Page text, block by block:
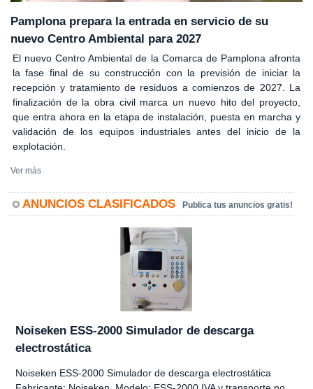
Pamplona prepara la entrada en servicio de su
nuevo Centro Ambiental para 2027
El nuevo Centro Ambiental de la Comarca de Pamplona afronta
la fase final de su construcción con la previsión de iniciar la
recepción y tratamiento de residuos a comienzos de 2027. La
finalización de la obra civil marca un nuevo hito del proyecto,
que entra ahora en la etapa de instalación, puesta en marcha y
validación de los equipos industriales antes del inicio de la
explotación.
Ver más
ANUNCIOS CLASIFICADOS Publica tus anuncios gratis!
Noiseken ESS-2000 Simulador de descarga
electrostática
Noiseken ESS-2000 Simulador de descarga electrostática